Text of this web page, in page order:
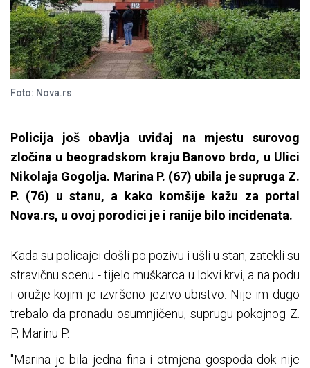
Foto: Nova.rs
Policija još obavlja uviđaj na mjestu surovog
zločina u beogradskom kraju Banovo brdo, u Ulici
Nikolaja Gogolja. Marina P. (67) ubila je supruga Z.
P. (76) u stanu, a kako komšije kažu za portal
Nova.rs, u ovoj porodici je i ranije bilo incidenata.
Kada su policajci došli po pozivu i ušli u stan, zatekli su
stravičnu scenu - tijelo muškarca u lokvi krvi, a na podu
i oružje kojim je izvršeno jezivo ubistvo. Nije im dugo
trebalo da pronađu osumnjičenu, suprugu pokojnog Z.
P, Marinu P.
"Marina je bila jedna fina i otmjena gospođa dok nije